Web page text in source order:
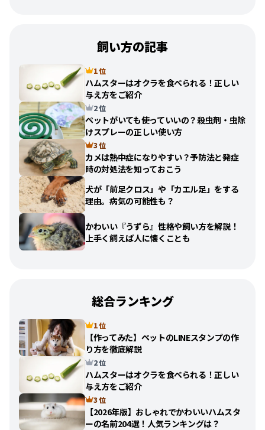
飼い方の記事
1 位
ハムスターはオクラを食べられる！正しい
与え方をご紹介
2 位
ペットがいても使っていいの？殺虫剤・虫除
けスプレーの正しい使い方
3 位
カメは熱中症になりやすい？予防法と発症
時の対処法を知っておこう
犬が「前足クロス」や「カエル足」をする
理由。病気の可能性も？
かわいい『うずら』性格や飼い方を解説！
上手く飼えば人に懐くことも
総合ランキング
1 位
【作ってみた】ペットのLINEスタンプの作
り方を徹底解説
2 位
ハムスターはオクラを食べられる！正しい
与え方をご紹介
3 位
【2026年版】おしゃれでかわいいハムスタ
ーの名前204選！人気ランキングは？